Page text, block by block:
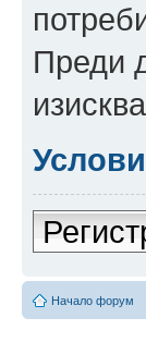
Преди
Начало форум